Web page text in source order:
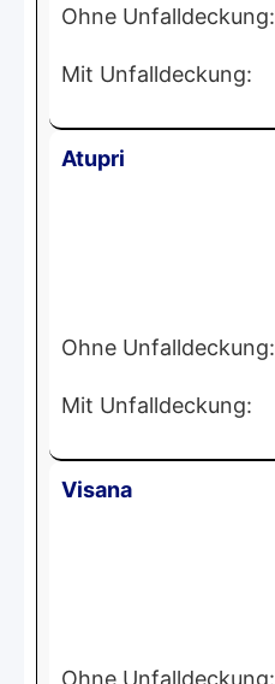
Ohne Unfalldeckung:
Mit Unfalldeckung:
Atupri
Ohne Unfalldeckung:
Mit Unfalldeckung:
Visana
Ohne Unfalldeckung: